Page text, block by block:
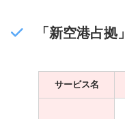
「新空港占
サービス名